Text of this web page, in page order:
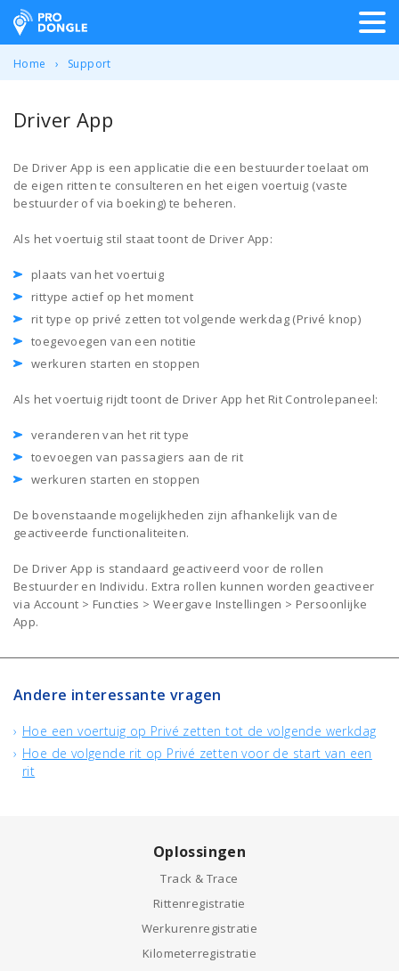
ProDongle Track & Trace
Home Support
Driver App
De Driver App is een applicatie die een bestuurder toelaat om
de eigen ritten te consulteren en het eigen voertuig (vaste
bestuurder of via boeking) te beheren.
Als het voertuig stil staat toont de Driver App:
plaats van het voertuig
rittype actief op het moment
rit type op privé zetten tot volgende werkdag (Privé knop)
toegevoegen van een notitie
werkuren starten en stoppen
Als het voertuig rijdt toont de Driver App het Rit Controlepaneel:
veranderen van het rit type
toevoegen van passagiers aan de rit
werkuren starten en stoppen
De bovenstaande mogelijkheden zijn afhankelijk van de
geactiveerde functionaliteiten.
De Driver App is standaard geactiveerd voor de rollen
Bestuurder en Individu. Extra rollen kunnen worden geactiveer
via Account > Functies > Weergave Instellingen > Persoonlijke
App.
Andere interessante vragen
Hoe een voertuig op Privé zetten tot de volgende werkdag
Hoe de volgende rit op Privé zetten voor de start van een
rit
Oplossingen
Track & Trace
Rittenregistratie
Werkurenregistratie
Kilometerregistratie